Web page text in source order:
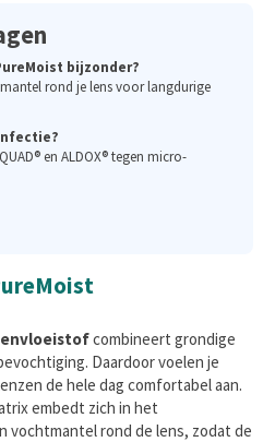
bijzonder?
rond je lens voor langdurige
en ALDOX® tegen micro-
combineert grondige
Daardoor voelen je
de hele dag comfortabel aan.
embedt zich in het
vochtmantel rond de lens, zodat de